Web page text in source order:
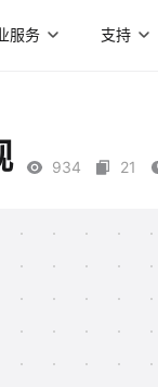
服务 支持
934 21